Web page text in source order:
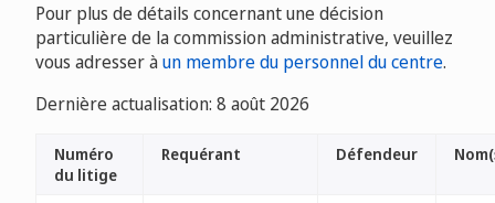
Pour plus de détails concernant une décision
particulière de la commission administrative, veuillez
vous adresser àun membre du personnel du centre.
Dernière actualisation: 8 août 2026
Numéro
du litige
Requérant Défendeur